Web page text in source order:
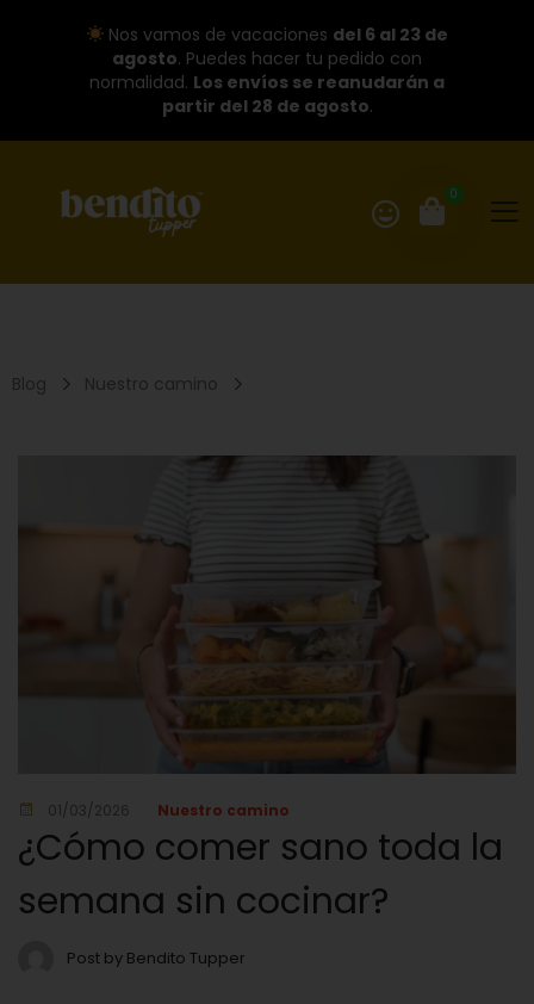
Nos vamos de vacaciones del 6 al 23 de
agosto. Puedes hacer tu pedido con
normalidad. Los envíos se reanudarán a
partir del 28 de agosto.
0
Blog Nuestro camino
01/03/2026 Nuestro camino
¿Cómo comer sano toda la
semana sin cocinar?
Post by Bendito Tupper